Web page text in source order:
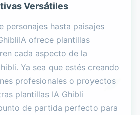
Versátiles
personajes hasta paisajes
ofrece plantillas
cada aspecto de la
Ya sea que estés creando
profesionales o proyectos
plantillas IA Ghibli
de partida perfecto para